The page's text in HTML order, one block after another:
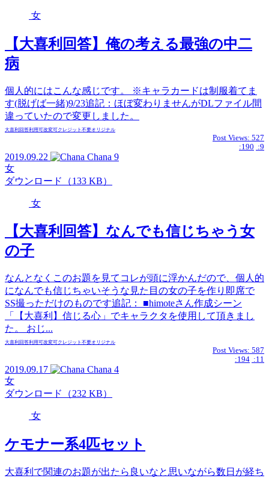
女
【大喜利回答】俺の考える最強の中二
病
個人的にはこんな感じです。 ※キャラカードは制服着てま
す(脱げば一緒)9/23追記：ほぼ変わりませんがDLファイル間
違っていたので変更しました。
大喜利回答利用可改変可クレジット不要オリジナル
Post Views: 527
:190 :9
2019.09.22 Chana 9
女
ダウンロード（133 KB）
女
【大喜利回答】なんでも信じちゃう女
の子
なんとなくこのお題を見てコレが頭に浮かんだので、個人的
になんでも信じちゃいそうな見た目の女の子を作り即席で
SS撮っただけのものです追記： ■himoteさん作成シーン
「【大喜利】信じる心」でキャラクタを使用して頂きまし
た。 おじ...
大喜利回答利用可改変可クレジット不要オリジナル
Post Views: 587
:194 :11
2019.09.17 Chana 4
女
ダウンロード（232 KB）
女
ケモナー系4匹セット
大喜利で関連のお題が出たら良いなと思いながら数日が経ち